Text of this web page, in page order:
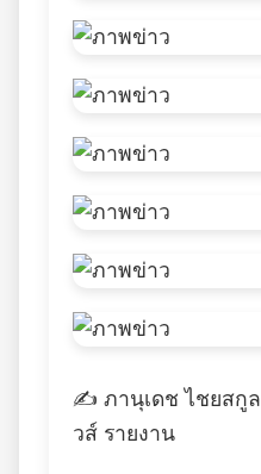
✍️ ภานุเดช ไชยสกู
วส์ รายงาน